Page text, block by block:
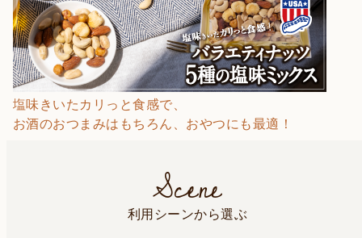
塩味きいたカリっと食感で、
お酒のおつまみはもちろん、おやつにも最適！
Scene
利用シーンから選ぶ